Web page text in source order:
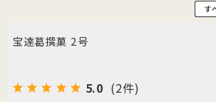
宝達葛撰菓 2号
5.0 (2件)